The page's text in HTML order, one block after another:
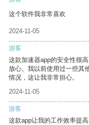
这个软件我非常喜欢
2024-11-05
游客
这款加速器app的安全性很
放心。我以前使用过一些其
情况，这让我非常担心。
2024-11-05
游客
这款app让我的工作效率提